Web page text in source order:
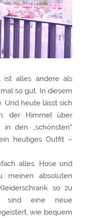
ist alles andere als
so gut. In diesem
Und heute lässt sich
der Himmel über
den „schönsten“
heutiges Outfit –
alles. Hose und
meinen absoluten
so zu
sind eine neue
wie bequem